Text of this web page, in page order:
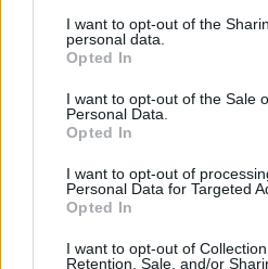
I want to opt-out of the
personal data.
Opted In
I want to opt-out of the Sale
Personal Data.
Opted In
I want to opt-out of
Personal Data for Targeted
Opted In
I want to opt-out of
Retention, Sale, and/or
Dzięki Tobie będziemy
misję. Więcej informacji
TwitterMessenger